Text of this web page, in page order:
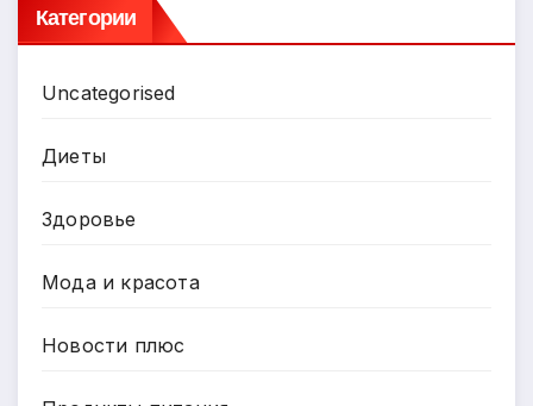
Категории
Uncategorised
Диеты
Здоровье
Мода и красота
Новости плюс